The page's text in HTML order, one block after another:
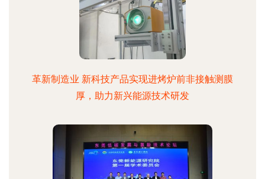
革新制造业 新科技产品实现进烤炉前非接触测膜
厚，助力新兴能源技术研发